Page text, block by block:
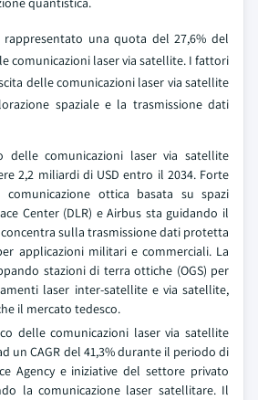
rappresentato una quota del 27,6% del
comunicazioni laser via satellite. I fattori
delle comunicazioni laser via satellite
spaziale e la trasmissione dati
delle comunicazioni laser via satellite
2,2 miliardi di USD entro il 2034. Forte
comunicazione ottica basata su spazi
Center (DLR) e Airbus sta guidando il
sulla trasmissione dati protetta
applicazioni militari e commerciali. La
stazioni di terra ottiche (OGS) per
laser inter-satellite e via satellite,
il mercato tedesco.
delle comunicazioni laser via satellite
un CAGR del 41,3% durante il periodo di
Agency e iniziative del settore privato
la comunicazione laser satellitare. Il